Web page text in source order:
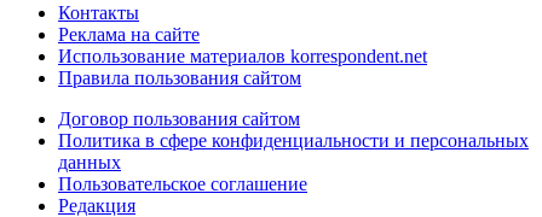
Контакты
Реклама на сайте
Использование материалов korrespondent.net
Правила пользования сайтом
Договор пользования сайтом
Политика в сфере конфиденциальности и персональных
данных
Пользовательское соглашение
Редакция